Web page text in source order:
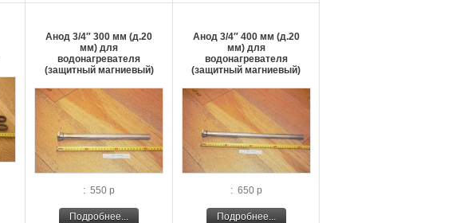
Анод 3/4″ 300 мм (д.20
мм) для
водонагревателя
(защитный магниевый)
: 550 р
Подробнее...
Анод 3/4″ 400 мм (д.20
мм) для
водонагревателя
(защитный магниевый)
: 650 р
Подробнее...